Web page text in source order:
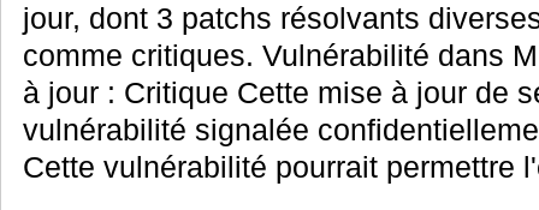
jour, dont 3 patchs résolvants
comme critiques. Vulnérabilité dans
à jour : Critique Cette mise à jour de
vulnérabilité signalée
Cette vulnérabilité pourrait permettre